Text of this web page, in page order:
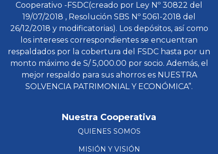
Cooperativo -FSDC(creado por Ley Nº 30822 del
19/07/2018 , Resolución SBS Nº 5061-2018 del
26/12/2018 y modificatorias). Los depósitos, así como
los intereses correspondientes se encuentran
respaldados por la cobertura del FSDC hasta por un
monto máximo de S/ 5,000.00 por socio. Además, el
mejor respaldo para sus ahorros es NUESTRA
SOLVENCIA PATRIMONIAL Y ECONÓMICA”.
Nuestra Cooperativa
QUIENES SOMOS
MISIÓN Y VISIÓN